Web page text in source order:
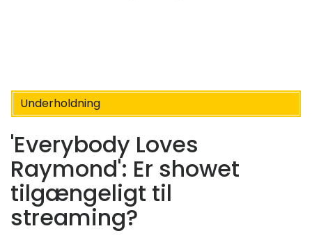
Underholdning
'Everybody Loves
Raymond': Er showet
tilgængeligt til
streaming?